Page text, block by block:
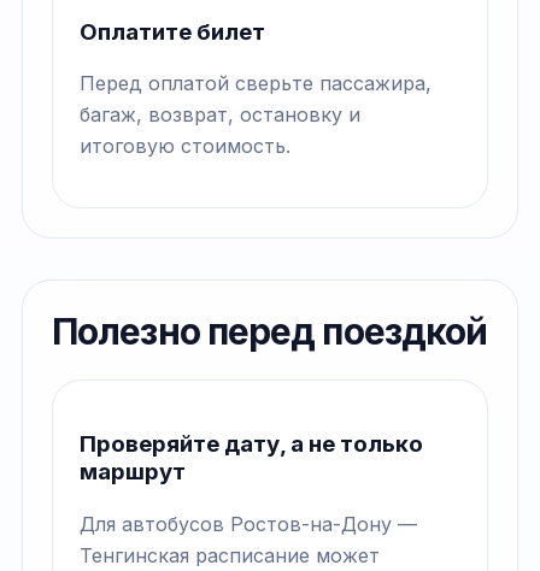
Оплатите билет
Перед оплатой сверьте пассажира,
багаж, возврат, остановку и
итоговую стоимость.
Полезно перед поездкой
Проверяйте дату, а не только
маршрут
Для автобусов Ростов-на-Дону —
Тенгинская расписание может